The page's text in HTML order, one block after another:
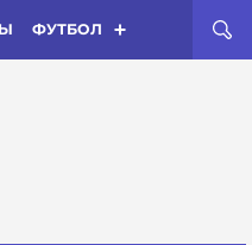
ФУТБОЛ